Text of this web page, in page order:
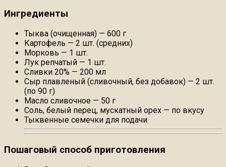
Ингредиенты
Тыква (очищенная) — 600 г
Картофель — 2 шт. (средних)
Морковь — 1 шт.
Лук репчатый — 1 шт.
Сливки 20% — 200 мл
Сыр плавленый (сливочный, без добавок) — 2 шт.
(по 90 г)
Масло сливочное — 50 г
Соль, белый перец, мускатный орех — по вкусу
Тыквенные семечки для подачи
Пошаговый способ приготовления